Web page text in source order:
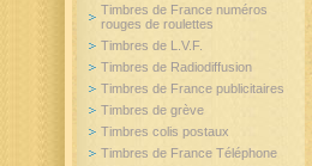
Timbres de France numéros
rouges de roulettes
Timbres de L.V.F.
Timbres de Radiodiffusion
Timbres de France publicitaires
Timbres de grève
Timbres colis postaux
Timbres de France Téléphone